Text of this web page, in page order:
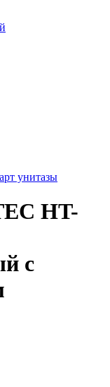
унитазы
HT-
с